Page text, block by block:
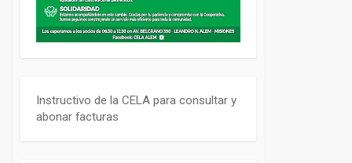
Instructivo de la CELA para consultar y
abonar facturas